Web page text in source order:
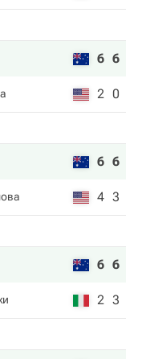
6 6
2 0
6 6
4 3
6 6
2 3